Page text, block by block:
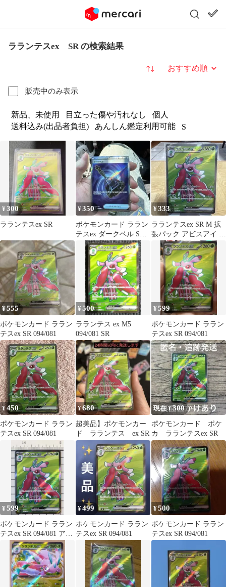
ラランテスex SR の検索結果
販売中のみ表示
並び替え
新品、未使用 目立った傷や汚れなし
個人
送料込み(出品者負担)
あんしん鑑定利用可能 S
¥300
ラランテスex SR
¥350
ポケモンカード ララン
テスex ダークベル SR 2
枚セット
¥333
ラランテスex SR M 拡
張パック アビスアイ キ
ラ 094/081
¥555
ポケモンカード ララン
テスex SR 094/081
¥500
ラランテス ex M5
094/081 SR
¥599
ポケモンカード ララン
テスex SR 094/081
¥450
ポケモンカード ララン
テスex SR 094/081
¥680
超美品】ポケモンカー
ド ラランテス ex SR
現在 ¥300
ポケモンカード ポケ
カ ラランテスex SR
¥599
ポケモンカード ララン
テスex SR 094/081 アビ
スアイ
¥499
ポケモンカード ララン
テスex SR 094/081
¥500
ポケモンカード ララン
テスex SR 094/081